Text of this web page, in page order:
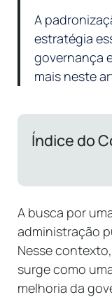
A
estratégia
governança
mais neste
Índice do
A busca por
administração
Nesse
surge como
melhoria da